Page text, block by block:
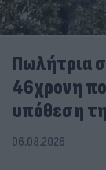
Πωλήτρια
46χρονη
υπόθεση
06.08.2026